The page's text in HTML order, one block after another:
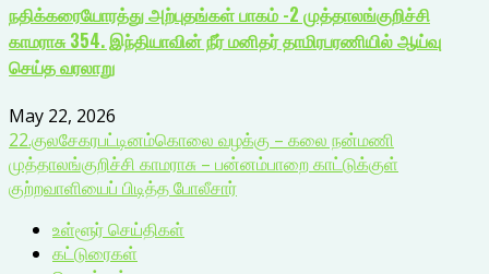
நதிக்கரையோரத்து அற்புதங்கள் பாகம் -2 முத்தாலங்குறிச்சி
காமராசு 354. இந்தியாவின் நீர் மனிதர் தாமிரபரணியில் ஆய்வு
செய்த வரலாறு
May 22, 2026
22.குலசேகரபட்டினம்கொலை வழக்கு – கலை நன்மணி
முத்தாலங்குறிச்சி காமராசு – பன்னம்பாறை காட்டுக்குள்
குற்றவாளியைப் பிடித்த போலீசார்
உள்ளூர் செய்திகள்
கட்டுரைகள்